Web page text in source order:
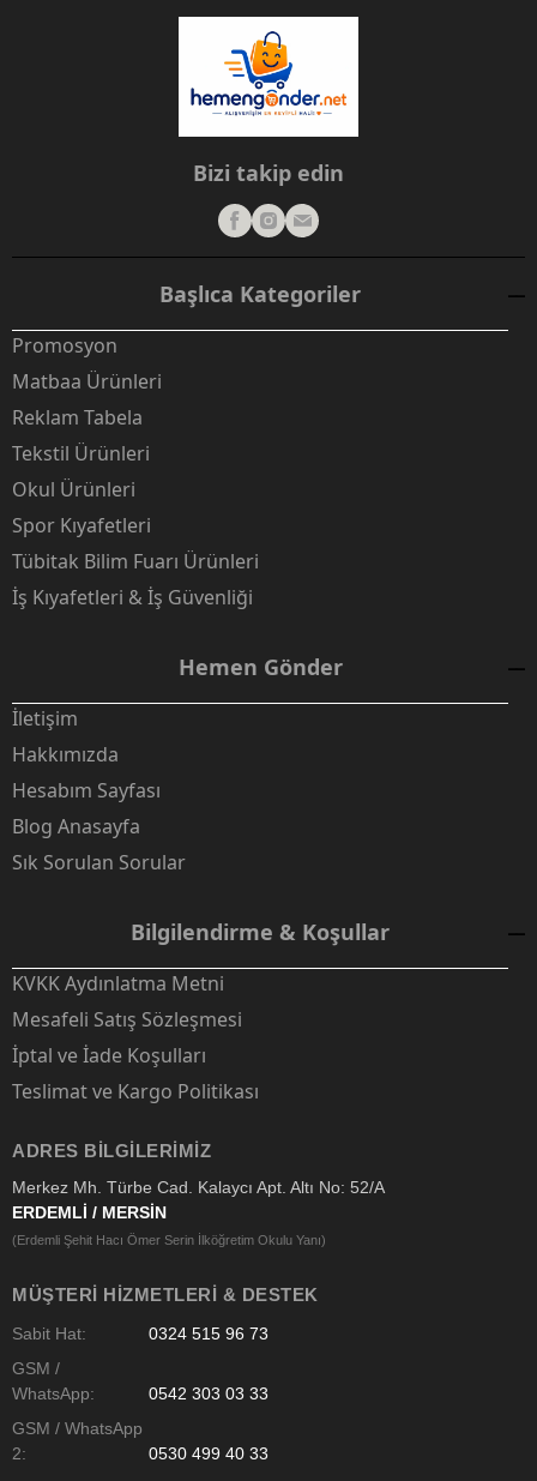
Bizi takip edin
Başlıca Kategoriler
Promosyon
Matbaa Ürünleri
Reklam Tabela
Tekstil Ürünleri
Okul Ürünleri
Spor Kıyafetleri
Tübitak Bilim Fuarı Ürünleri
İş Kıyafetleri & İş Güvenliği
Hemen Gönder
İletişim
Hakkımızda
Hesabım Sayfası
Blog Anasayfa
Sık Sorulan Sorular
Bilgilendirme & Koşullar
KVKK Aydınlatma Metni
Mesafeli Satış Sözleşmesi
İptal ve İade Koşulları
Teslimat ve Kargo Politikası
ADRES BILGILERIMIZ
Merkez Mh. Türbe Cad. Kalaycı Apt. Altı No: 52/A
ERDEMLİ / MERSİN
(Erdemli Şehit Hacı Ömer Serin İlköğretim Okulu Yanı)
MÜŞTERI HIZMETLERI & DESTEK
Sabit Hat:
0324 515 96 73
GSM /
WhatsApp:
0542 303 03 33
GSM / WhatsApp
2:
0530 499 40 33